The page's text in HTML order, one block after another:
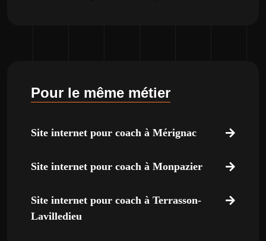
Pour le même métier
Site internet pour coach à Mérignac
Site internet pour coach à Monpazier
Site internet pour coach à Terrasson-
Lavilledieu